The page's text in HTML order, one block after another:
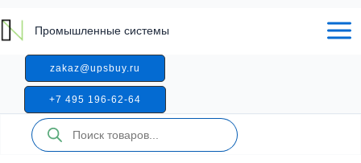
к
содержимому
Промышленные системы
zakaz@upsbuy.ru
+7 495 196-62-64
Поиск
товаров